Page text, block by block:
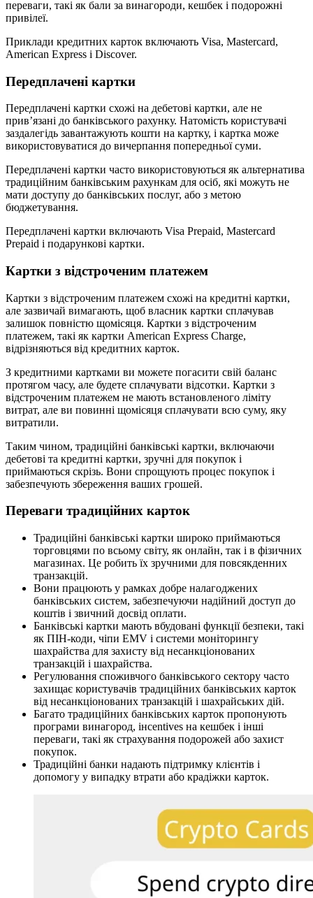
переваги, такі як бали за винагороди, кешбек і подорожні
привілеї.
Приклади кредитних карток включають Visa, Mastercard,
American Express і Discover.
Передплачені картки
Передплачені картки схожі на дебетові картки, але не
прив’язані до банківського рахунку. Натомість користувачі
заздалегідь завантажують кошти на картку, і картка може
використовуватися до вичерпання попередньої суми.
Передплачені картки часто використовуються як альтернатива
традиційним банківським рахункам для осіб, які можуть не
мати доступу до банківських послуг, або з метою
бюджетування.
Передплачені картки включають Visa Prepaid, Mastercard
Prepaid і подарункові картки.
Картки з відстроченим платежем
Картки з відстроченим платежем схожі на кредитні картки,
але зазвичай вимагають, щоб власник картки сплачував
залишок повністю щомісяця. Картки з відстроченим
платежем, такі як картки American Express Charge,
відрізняються від кредитних карток.
З кредитними картками ви можете погасити свій баланс
протягом часу, але будете сплачувати відсотки. Картки з
відстроченим платежем не мають встановленого ліміту
витрат, але ви повинні щомісяця сплачувати всю суму, яку
витратили.
Таким чином, традиційні банківські картки, включаючи
дебетові та кредитні картки, зручні для покупок і
приймаються скрізь. Вони спрощують процес покупок і
забезпечують збереження ваших грошей.
Переваги традиційних карток
Традиційні банківські картки широко приймаються
торговцями по всьому світу, як онлайн, так і в фізичних
магазинах. Це робить їх зручними для повсякденних
транзакцій.
Вони працюють у рамках добре налагоджених
банківських систем, забезпечуючи надійний доступ до
коштів і звичний досвід оплати.
Банківські картки мають вбудовані функції безпеки, такі
як ПІН-коди, чіпи EMV і системи моніторингу
шахрайства для захисту від несанкціонованих
транзакцій і шахрайства.
Регулювання споживчого банківського сектору часто
захищає користувачів традиційних банківських карток
від несанкціонованих транзакцій і шахрайських дій.
Багато традиційних банківських карток пропонують
програми винагород, інcentives на кешбек і інші
переваги, такі як страхування подорожей або захист
покупок.
Традиційні банки надають підтримку клієнтів і
допомогу у випадку втрати або крадіжки карток.